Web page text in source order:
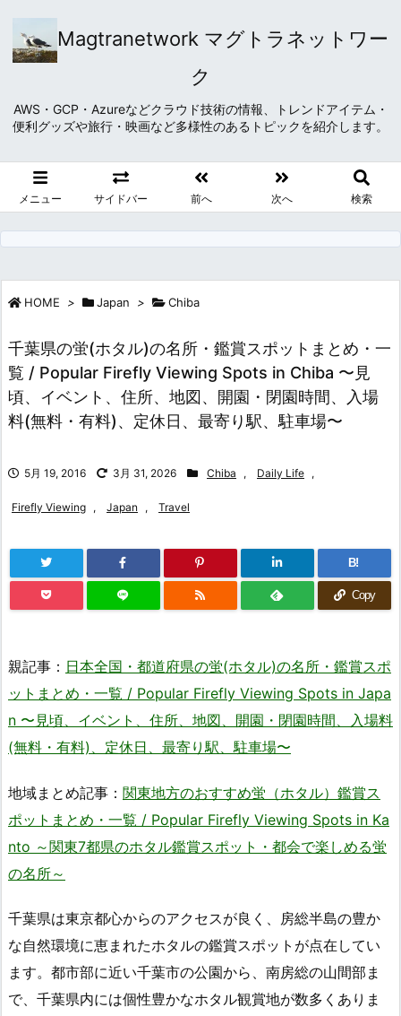
Magtranetwork マグトラネットワー
ク
AWS・GCP・Azureなどクラウド技術の情報、トレンドアイテム・
便利グッズや旅行・映画など多様性のあるトピックを紹介します。
メニュー サイドバー 前へ 次へ 検索
HOME > Japan > Chiba
千葉県の蛍(ホタル)の名所・鑑賞スポットまとめ・一
覧 / Popular Firefly Viewing Spots in Chiba 〜見
頃、イベント、住所、地図、開園・閉園時間、入場
料(無料・有料)、定休日、最寄り駅、駐車場〜
5月 19, 2016 3月 31, 2026 Chiba , Daily Life ,
Firefly Viewing , Japan , Travel
B!
Copy
親記事： 日本全国・都道府県の蛍(ホタル)の名所・鑑賞スポ
ットまとめ・一覧 / Popular Firefly Viewing Spots in Japa
n 〜見頃、イベント、住所、地図、開園・閉園時間、入場料
(無料・有料)、定休日、最寄り駅、駐車場〜
地域まとめ記事： 関東地方のおすすめ蛍（ホタル）鑑賞ス
ポットまとめ・一覧 / Popular Firefly Viewing Spots in Ka
nto ～関東7都県のホタル鑑賞スポット・都会で楽しめる蛍
の名所～
千葉県は東京都心からのアクセスが良く、房総半島の豊か
な自然環境に恵まれたホタルの鑑賞スポットが点在してい
ます。都市部に近い千葉市の公園から、南房総の山間部ま
で、千葉県内には個性豊かなホタル観賞地が数多くありま